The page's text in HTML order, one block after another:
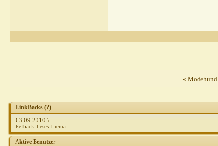
« Modehund
LinkBacks (?)
03.09.2010 \
Refback dieses Thema
Aktive Benutzer